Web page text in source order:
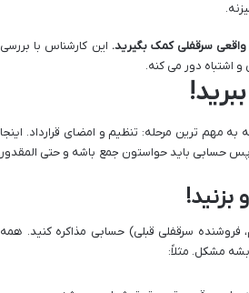
سرقفلی کمک بگیرید. این کارشناس با بررسی
اشتباه دور می کنه.
مهم ترین مرحله: تنظیم و امضای قرارداد. اینجا
حسابی باید حواستون جمع باشه و حتی المقدور
بزنید!
فروشنده سرقفلی قبلی) حسابی مذاکره کنید. همه
مشکل. مثلاً: